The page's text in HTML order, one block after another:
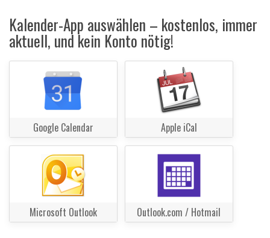
Kalender-App auswählen – kostenlos, immer
aktuell, und kein Konto nötig!
Google Calendar Apple iCal
Microsoft Outlook Outlook.com / Hotmail